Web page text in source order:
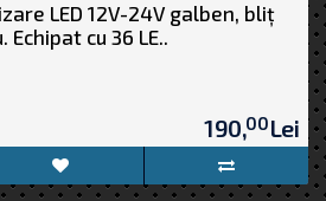
LED 12V-24V galben, bliț
Echipat cu 36 LE..
190,00Lei